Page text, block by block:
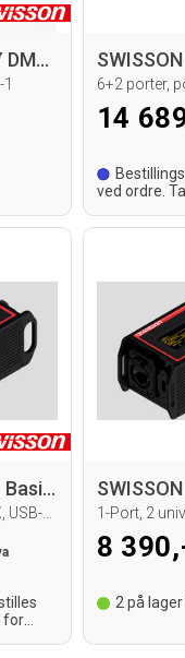
SWISSON XAC-Y DMX Y-cable
6+2 porter,
14
ved ordre.
SWISSON XND-1 Basic set DMX Node
for
8
2 på lager